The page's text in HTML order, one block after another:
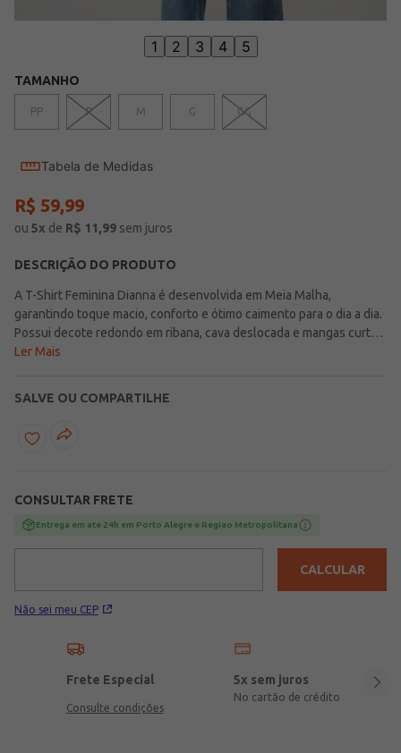
1 2 3 4 5
TAMANHO
PP P M G GG
Tabela de Medidas
R$ 59,99
ou 5x de R$ 11,99 sem juros
DESCRIÇÃO DO PRODUTO
A T-Shirt Feminina Dianna é desenvolvida em Meia Malha,
garantindo toque macio, conforto e ótimo caimento para o dia a dia.
Possui decote redondo em ribana, cava deslocada e mangas curtas,
que proporcionam um visual moderno e descontraído. Com
um toque esportivo e cheio de personalidade para compor looks e
torcer pelo Brasil na Copa com muito estilo.
Ler Mais
SALVE OU COMPARTILHE
CONSULTAR FRETE
Entrega em ate 24h em Porto Alegre e Regiao Metropolitana
Não sei meu CEP
CALCULAR
Frete Especial
Consulte condições
5x sem juros
No cartão de crédito